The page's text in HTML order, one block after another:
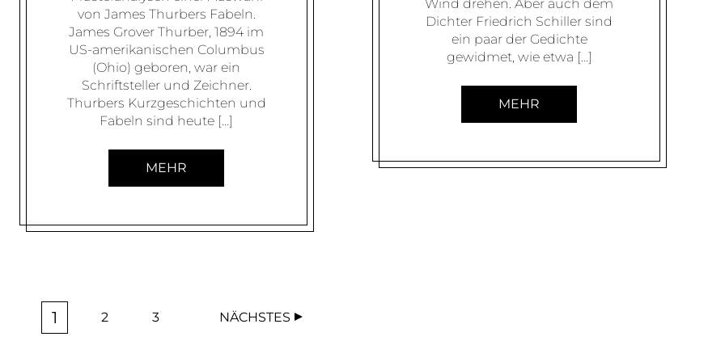
von James Thurbers Fabeln.
James Grover Thurber, 1894 im
US-amerikanischen Columbus
(Ohio) geboren, war ein
Schriftsteller und Zeichner.
Thurbers Kurzgeschichten und
Fabeln sind heute […]
MEHR
Wind drehen. Aber auch dem
Dichter Friedrich Schiller sind
ein paar der Gedichte
gewidmet, wie etwa […]
MEHR
1
2
3 NÄCHSTES